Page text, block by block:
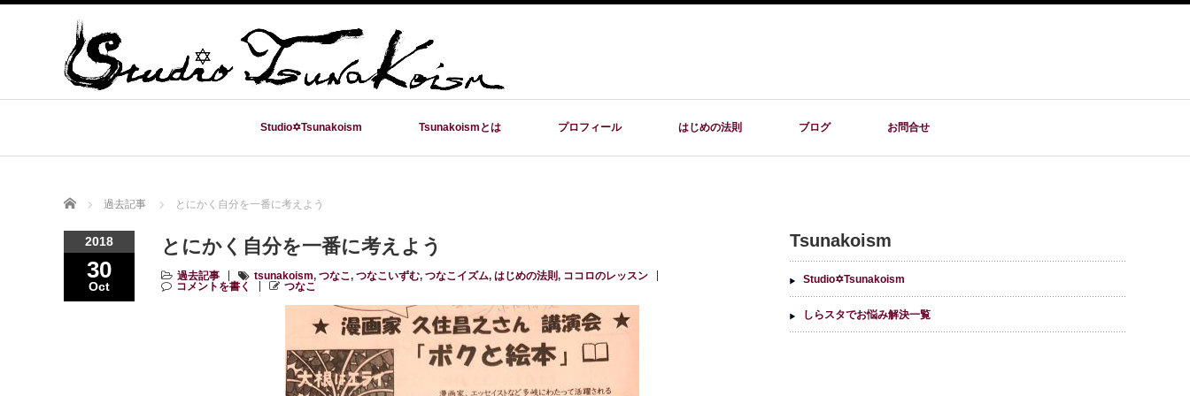
Studio✡Tsunakoism Tsunakoismとは プロフィール はじめの法則 ブログ お問合せ
Home 過去記事 とにかく自分を一番に考えよう
2018
30
Oct
とにかく自分を一番に考えよう
過去記事 tsunakoism, つなこ, つなこいずむ, つなこイズム, はじめの法則, ココロのレッスン
コメントを書く
つなこ
Tsunakoism
Studio✡Tsunakoism
しらスタでお悩み解決一覧